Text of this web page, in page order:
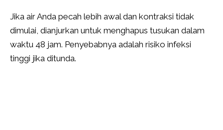
Jika air Anda pecah lebih awal dan kontraksi tidak
dimulai, dianjurkan untuk menghapus tusukan dalam
waktu 48 jam. Penyebabnya adalah risiko infeksi
tinggi jika ditunda.